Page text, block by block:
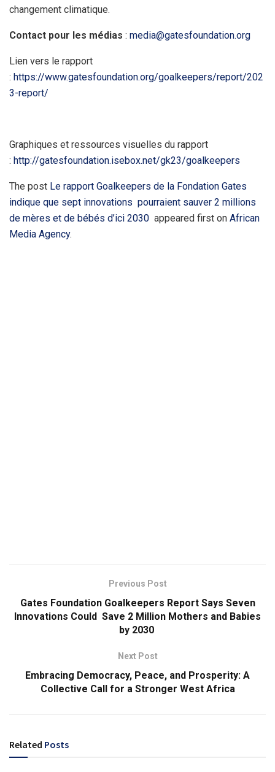
changement climatique.
Contact pour les médias : media@gatesfoundation.org
Lien vers le rapport
: https://www.gatesfoundation.org/goalkeepers/report/202
3-report/
Graphiques et ressources visuelles du rapport
: http://gatesfoundation.isebox.net/gk23/goalkeepers
The post Le rapport Goalkeepers de la Fondation Gates
indique que sept innovations pourraient sauver 2 millions
de mères et de bébés d’ici 2030 appeared first on African
Media Agency.
Previous Post
Gates Foundation Goalkeepers Report Says Seven
Innovations Could Save 2 Million Mothers and Babies
by 2030
Next Post
Embracing Democracy, Peace, and Prosperity: A
Collective Call for a Stronger West Africa
Related Posts